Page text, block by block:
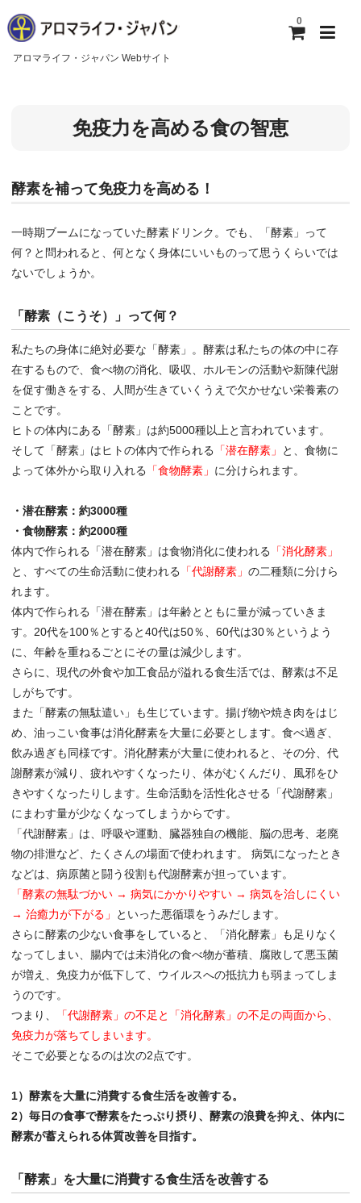
0
アロマライフ・ジャパン Webサイト
アロマライフ・ジャパンについて
お問い合わせ
免疫力を高める食の智恵
酵素を補って免疫力を高める！
一時期ブームになっていた酵素ドリンク。でも、「酵素」って
何？と問われると、何となく身体にいいものって思うくらいでは
ないでしょうか。
「酵素（こうそ）」って何？
私たちの身体に絶対必要な「酵素」。酵素は私たちの体の中に存
在するもので、食べ物の消化、吸収、ホルモンの活動や新陳代謝
を促す働きをする、人間が生きていくうえで欠かせない栄養素の
ことです。
ヒトの体内にある「酵素」は約5000種以上と言われています。
そして「酵素」はヒトの体内で作られる
「潜在酵素」
と、食物に
よって体外から取り入れる
「食物酵素」 に分けられます。
・潜在酵素：約3000種
・食物酵素：約2000種
体内で作られる「潜在酵素」は食物消化に使われる
「消化酵素」
と、すべての生命活動に使われる
「代謝酵素」の二種類に分けら
れます。
体内で作られる「潜在酵素」は年齢とともに量が減っていきま
す。20代を100％とすると40代は50％、60代は30％というよう
に、年齢を重ねるごとにその量は減少します。
さらに、現代の外食や加工食品が溢れる食生活では、酵素は不足
しがちです。
また「酵素の無駄遣い」も生じています。揚げ物や焼き肉をはじ
め、油っこい食事は消化酵素を大量に必要とします。食べ過ぎ、
飲み過ぎも同様です。消化酵素が大量に使われると、その分、代
謝酵素が減り、疲れやすくなったり、体がむくんだり、風邪をひ
きやすくなったりします。生命活動を活性化させる「代謝酵素」
にまわす量が少なくなってしまうからです。
「代謝酵素」は、呼吸や運動、臓器独自の機能、脳の思考、老廃
物の排泄など、たくさんの場面で使われます。 病気になったとき
などは、病原菌と闘う役割も代謝酵素が担っています。
「酵素の無駄づかい → 病気にかかりやすい → 病気を治しにくい
→ 治癒力が下がる」
といった悪循環をうみだします。
さらに酵素の少ない食事をしていると、「消化酵素」も足りなく
なってしまい、腸内では未消化の食べ物が蓄積、腐敗して悪玉菌
が増え、免疫力が低下して、ウイルスへの抵抗力も弱まってしま
うのです。
つまり、
「代謝酵素」の不足と「消化酵素」の不足の両面から、
免疫力が落ちてしまいます。
そこで必要となるのは次の2点です。
1）酵素を大量に消費する食生活を改善する。
2）毎日の食事で酵素をたっぷり摂り、酵素の浪費を抑え、体内に
酵素が蓄えられる体質改善を目指す。
「酵素」を大量に消費する食生活を改善する